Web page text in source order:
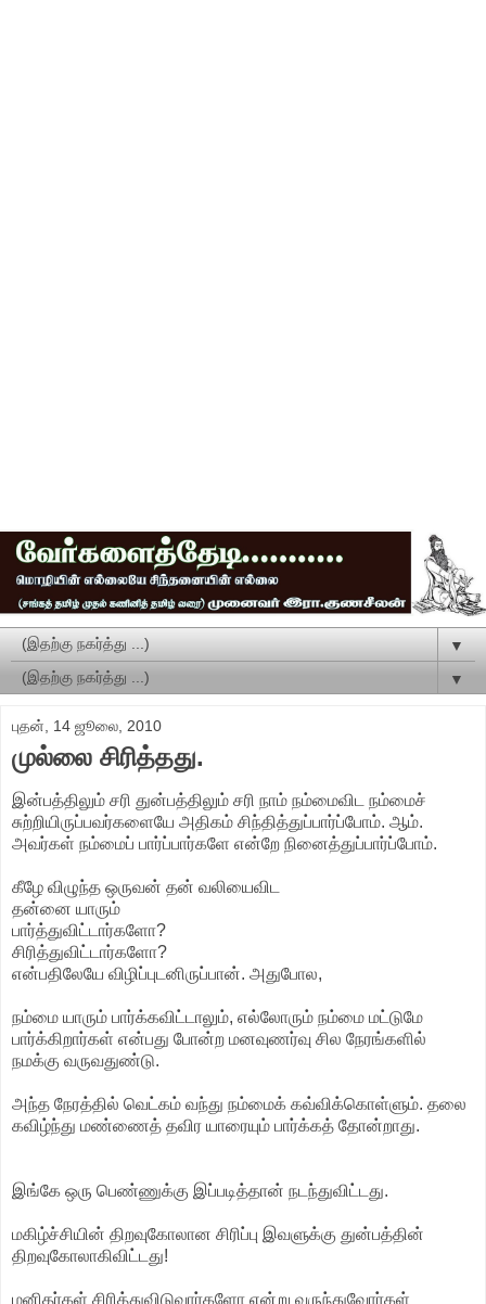
▼
▼
புதன், 14 ஜூலை, 2010
முல்லை சிரித்தது.
இன்பத்திலும் சரி துன்பத்திலும் சரி நாம் நம்மைவிட நம்மைச்
சுற்றியிருப்பவர்களையே அதிகம் சிந்தித்துப்பார்ப்போம். ஆம்.
அவர்கள் நம்மைப் பார்ப்பார்களே என்றே நினைத்துப்பார்ப்போம்.
கீழே விழுந்த ஒருவன் தன் வலியைவிட
தன்னை யாரும்
பார்த்துவிட்டார்களோ?
சிரித்துவிட்டார்களோ?
என்பதிலேயே விழிப்புடனிருப்பான். அதுபோல,
நம்மை யாரும் பார்க்கவிட்டாலும், எல்லோரும் நம்மை மட்டுமே
பார்க்கிறார்கள் என்பது போன்ற மனவுணர்வு சில நேரங்களில்
நமக்கு வருவதுண்டு.
அந்த நேரத்தில் வெட்கம் வந்து நம்மைக் கவ்விக்கொள்ளும். தலை
கவிழ்ந்து மண்ணைத் தவிர யாரையும் பார்க்கத் தோன்றாது.
இங்கே ஒரு பெண்ணுக்கு இப்படித்தான் நடந்துவிட்டது.
மகிழ்ச்சியின் திறவுகோலான சிரிப்பு இவளுக்கு துன்பத்தின்
திறவுகோலாகிவிட்டது!
மனிதர்கள் சிரித்துவிடுவார்களோ என்று வருந்துவோர்கள்